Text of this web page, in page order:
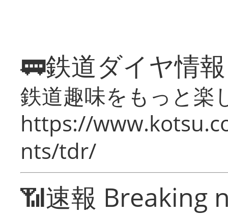
🚃鉄道ダイヤ情
鉄道趣味をもっと楽
https://
nts/tdr/
📶速報 Breaking